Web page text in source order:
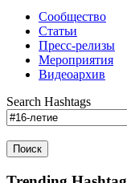
Сообщество
Статьи
Пресс-релизы
Мероприятия
Видеоархив
Search Hashtags
Поиск